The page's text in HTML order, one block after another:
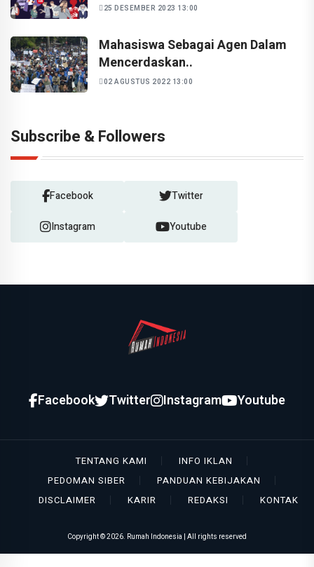
25 DESEMBER 2023 13:00
Mahasiswa Sebagai Agen Dalam
Mencerdaskan..
02 AGUSTUS 2022 13:00
Subscribe & Followers
Facebook Twitter
Instagram Youtube
Facebook Twitter Instagram Youtube
TENTANG KAMI
INFO IKLAN
PEDOMAN SIBER
PANDUAN KEBIJAKAN
DISCLAIMER
KARIR REDAKSI KONTAK
Copyright ©2026. Rumah Indonesia | All rights reserved